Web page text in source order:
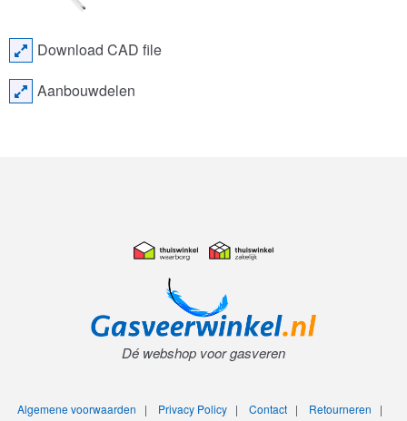
Download CAD file
Aanbouwdelen
Dé webshop voor gasveren
Algemene voorwaarden | Privacy Policy| Contact| Retourneren |